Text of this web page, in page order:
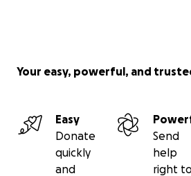
Your easy, powerful, and
Easy
Donate
quickly
and
Send
help
right to